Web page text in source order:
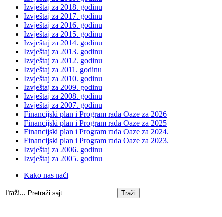
Izvještaj za 2018. godinu
Izvještaj za 2017. godinu
Izvještaj za 2016. godinu
Izvještaj za 2015. godinu
Izvještaj za 2014. godinu
Izvještaj za 2013. godinu
Izvještaj za 2012. godinu
Izvještaj za 2011. godinu
Izvještaj za 2010. godinu
Izvještaj za 2009. godinu
Izvještaj za 2008. godinu
Izvještaj za 2007. godinu
Financijski plan i Program rada Oaze za 2026
Financijski plan i Program rada Oaze za 2025
Financijski plan i Program rada Oaze za 2024.
Financijski plan i Program rada Oaze za 2023.
Izvještaj za 2006. godinu
Izvještaj za 2005. godinu
Kako nas naći
Traži...